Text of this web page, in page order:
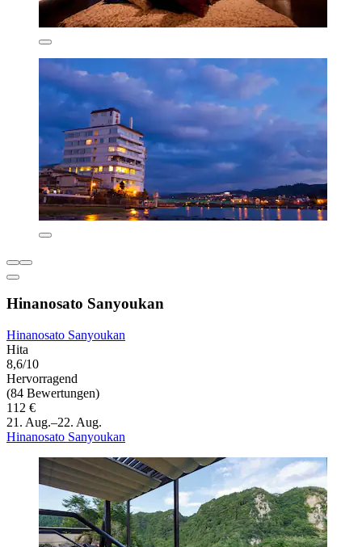
Hinanosato Sanyoukan
Hinanosato Sanyoukan
Hita
8,6/10
Hervorragend
(84 Bewertungen)
112 €
21. Aug.–22. Aug.
Hinanosato Sanyoukan